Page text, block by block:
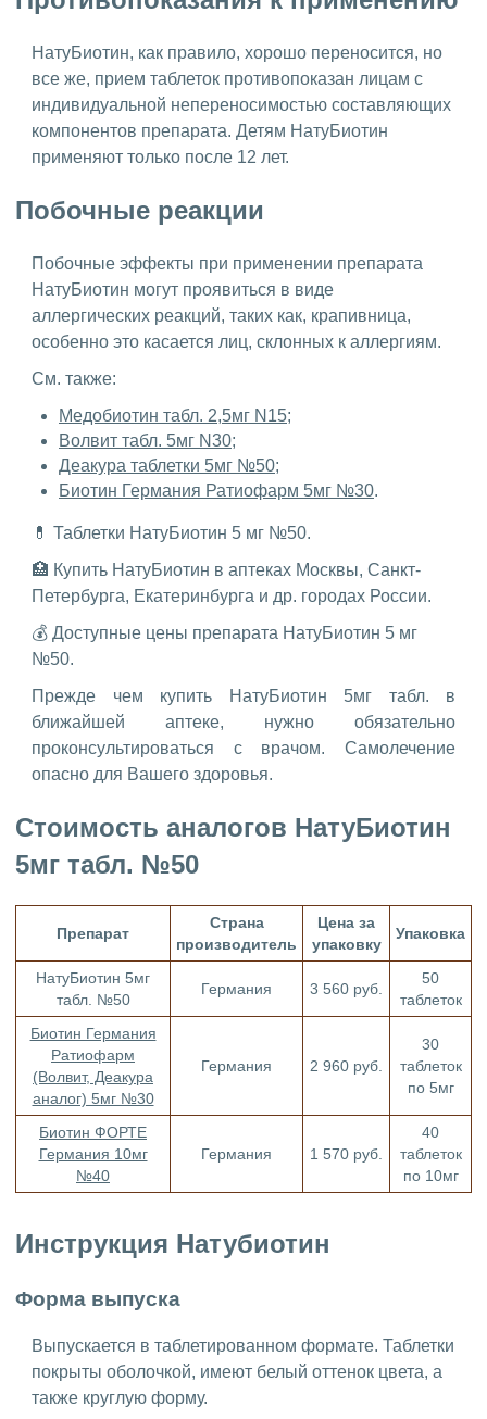
НатуБиотин, как правило, хорошо переносится, но
все же, прием таблеток противопоказан лицам с
индивидуальной непереносимостью составляющих
компонентов препарата. Детям НатуБиотин
применяют только после 12 лет.
Побочные реакции
Побочные эффекты при применении препарата
НатуБиотин могут проявиться в виде
аллергических реакций, таких как, крапивница,
особенно это касается лиц, склонных к аллергиям.
См. также:
Медобиотин табл. 2,5мг N15;
Волвит табл. 5мг N30;
Деакура таблетки 5мг №50;
Биотин Германия Ратиофарм 5мг №30.
💊 Таблетки НатуБиотин 5 мг №50.
🏥 Купить НатуБиотин в аптеках Москвы, Санкт-
Петербурга, Екатеринбурга и др. городах России.
💰 Доступные цены препарата НатуБиотин 5 мг
№50.
Прежде чем купить НатуБиотин 5мг табл. в
ближайшей аптеке, нужно обязательно
проконсультироваться с врачом. Самолечение
опасно для Вашего здоровья.
Стоимость аналогов НатуБиотин
5мг табл. №50
Препарат
Страна
производитель
Цена за
упаковку
Упаковка
НатуБиотин 5мг
табл. №50
Германия 3 560 руб.
50
таблеток
Биотин Германия
Ратиофарм
(Волвит, Деакура
аналог) 5мг №30
Германия 2 960 руб.
30
таблеток
по 5мг
Биотин ФОРТЕ
Германия 10мг
№40
Германия 1 570 руб.
40
таблеток
по 10мг
Инструкция Натубиотин
Форма выпуска
Выпускается в таблетированном формате. Таблетки
покрыты оболочкой, имеют белый оттенок цвета, а
также круглую форму.